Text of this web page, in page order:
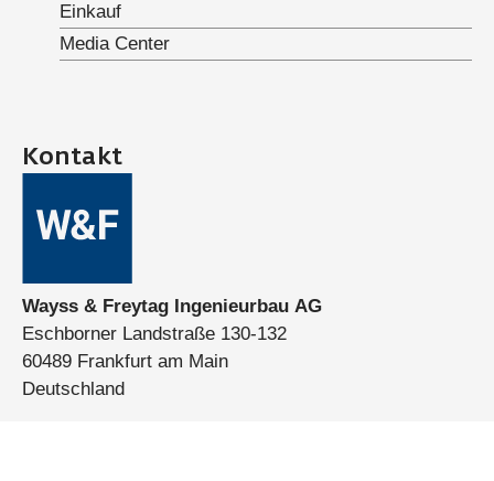
Einkauf
Media Center
Kontakt
Wayss & Freytag Ingenieurbau AG
Eschborner Landstraße 130-132
60489 Frankfurt am Main
Deutschland